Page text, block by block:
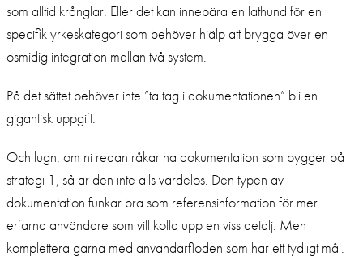
som alltid krånglar. Eller det kan innebära en lathund för en
specifik yrkeskategori som behöver hjälp att brygga över en
osmidig integration mellan två system.
På det sättet behöver inte ”ta tag i dokumentationen” bli en
gigantisk uppgift.
Och lugn, om ni redan råkar ha dokumentation som bygger på
strategi 1, så är den inte alls värdelös. Den typen av
dokumentation funkar bra som referensinformation för mer
erfarna användare som vill kolla upp en viss detalj. Men
komplettera gärna med användarflöden som har ett tydligt mål.